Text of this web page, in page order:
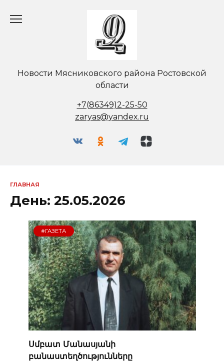
Новости Мясниковского района Ростовской
области
+7(86349)2-25-50
zaryas@yandex.ru
ГЛАВНАЯ
День: 25.05.2026
#ГАЗЕТА
Սմբատ Մանասյանի
բանաստեղծությունները